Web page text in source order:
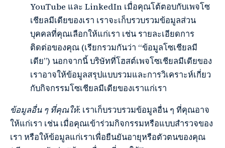
YouTube และ LinkedIn เมื่อคุณโต้ตอบกับเพจโซ
เชียลมีเดียของเรา เราจะเก็บรวบรวมข้อมูลส่วน
บุคคลที่คุณเลือกให้แก่เรา เช่น รายละเอียดการ
ติดต่อของคุณ (เรียกรวมกันว่า “ข้อมูลโซเชียลมี
เดีย”) นอกจากนี้ บริษัทที่โฮสต์เพจโซเชียลมีเดียของ
เราอาจให้ข้อมูลสรุปแบบรวมและการวิเคราะห์เกี่ยว
กับกิจกรรมโซเชียลมีเดียของเราแก่เรา
ข้อมูลอื่น ๆ ที่คุณให้: เราเก็บรวบรวมข้อมูลอื่น ๆ ที่คุณอาจ
ให้แก่เรา เช่น เมื่อคุณเข้าร่วมกิจกรรมหรือแบบสำรวจของ
เรา หรือให้ข้อมูลแก่เราเพื่อยืนยันอายุหรือตัวตนของคุณ